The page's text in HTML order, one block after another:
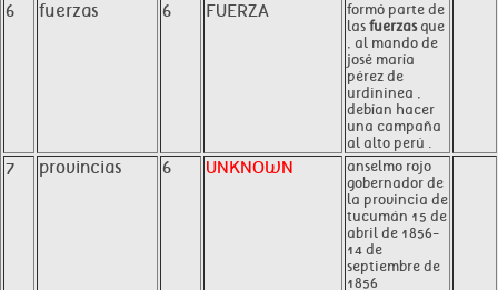
6 fuerzas 6 FUERZA
formó parte de
las fuerzasque
, al mando de
josé maría
pérez de
urdininea ,
debían hacer
una campaña
al alto perú .
7 provincias 6 UNKNOWN
anselmo rojo
gobernador de
la provincia de
tucumán 15 de
abril de 1856-
14 de
septiembre de
1856